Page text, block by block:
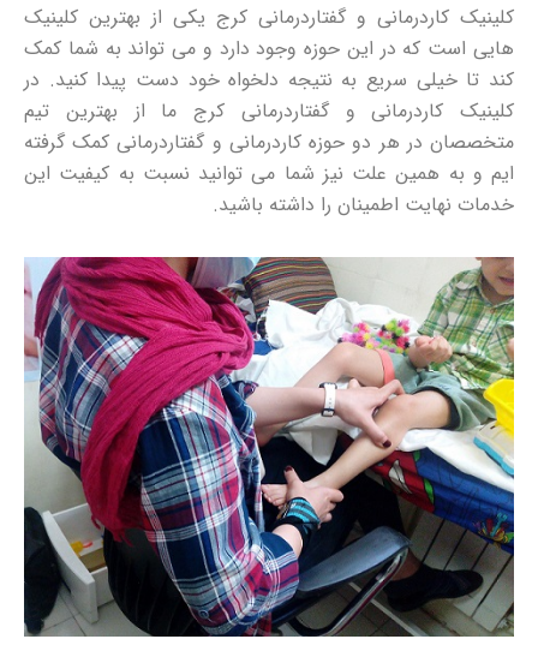
کلینیک کاردرمانی و گفتاردرمانی کرج یکی از بهترین کلینیک
هایی است که در این حوزه وجود دارد و می تواند به شما کمک
کند تا خیلی سریع به نتیجه دلخواه خود دست پیدا کنید. در
کلینیک کاردرمانی و گفتاردرمانی کرج ما از بهترین تیم
متخصصان در هر دو حوزه کاردرمانی و گفتاردرمانی کمک گرفته
ایم و به همین علت نیز شما می توانید نسبت به کیفیت این
خدمات نهایت اطمینان را داشته باشید.